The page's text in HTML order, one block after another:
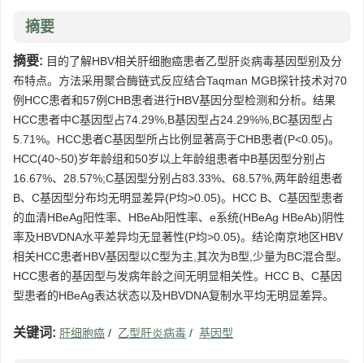
摘要
摘要: 目的了解HBV相关肝细胞癌患者乙型肝炎病毒基因型别及分
布特点。方法采用聚合酶链式反应结合Taqman MGB探针技术对70
例HCC患者和57例CHB患者进行HBV基因分型检测和分析。结果
HCC患者中C基因型占74.29%,B基因型占24.29%%,BC基因型占
5.71%。HCC患者C基因型所占比例显著高于CHB患者(P<0.05)。
HCC(40~50)岁年龄组和50岁以上年龄组患者中B基因型分别占
16.67%、28.57%;C基因型分别占83.33%、68.57%,两年龄组患者
B、C基因型分布均无明显差异(P均>0.05)。HCC B、C基因型患者
的血清HBeAg阳性率、HBeAb阳性率、e系统(HBeAg HBeAb)阴性
率及HBVDNA水平差异均无显著性(P均>0.05)。结论南京地区HBV
相关HCC患者HBV基因型以C型为主,其次为B型,少量为BC混合型。
HCC患者的基因型与发病年龄之间无明显相关性。HCC B、C基因
型患者的HBeAg表达状态以及HBVDNA复制水平均无明显差异。
关键词: 肝细胞癌 / 乙型肝炎病毒 / 基因型